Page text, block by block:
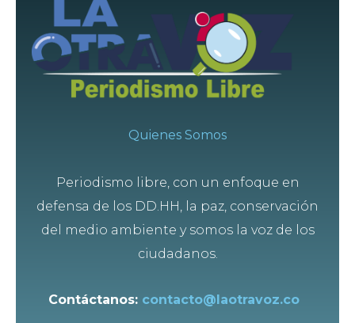
Quienes Somos
Periodismo libre, con un enfoque en
defensa de los DD.HH, la paz, conservación
del medio ambiente y somos la voz de los
ciudadanos.
Contáctanos: contacto@laotravoz.co